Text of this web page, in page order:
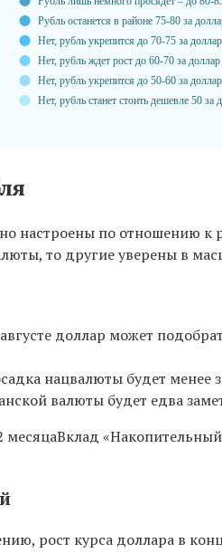
настроены по отношению
то другие уверены в
доллар может
нацвалюты будет менее
валюты будет едва
месяцаВклад
рост курса доллара в